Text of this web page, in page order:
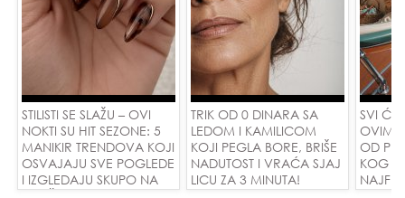
STILISTI SE SLAŽU – OVI
NOKTI SU HIT SEZONE: 5
MANIKIR TRENDOVA KOJI
OSVAJAJU SVE POGLEDE
I IZGLEDAJU SKUPO NA
TRIK OD 0 DINARA SA
LEDOM I KAMILICOM
KOJI PEGLA BORE, BRIŠE
NADUTOST I VRAĆA SJAJ
LICU ZA 3 MINUTA!
SVI ĆE
OVIM
OD
KOG